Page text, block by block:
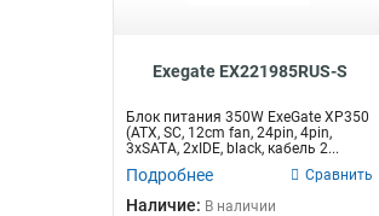
Exegate EX221985RUS-S
Блок питания 350W ExeGate XP350
(ATX, SC, 12cm fan, 24pin, 4pin,
3xSATA, 2xIDE, black, кабель 2...
Подробнее Сравнить
Наличие: В наличии